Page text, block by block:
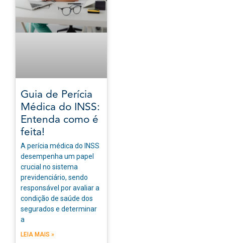
Guia de Perícia
Médica do INSS:
Entenda como é
feita!
A perícia médica do INSS
desempenha um papel
crucial no sistema
previdenciário, sendo
responsável por avaliar a
condição de saúde dos
segurados e determinar
a
LEIA MAIS »